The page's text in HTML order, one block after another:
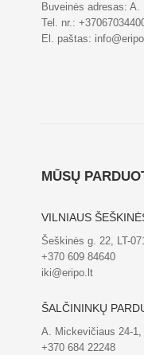
Buveinės adresas:
Tel. nr.:
El. paštas:
MŪSŲ
VILNIAUS
Šeškinės g. 22, LT-
+370 609 84640
iki@eripo.lt
ŠALČININKŲ
A. Mickevičiaus 24-1,
+370 684 22248